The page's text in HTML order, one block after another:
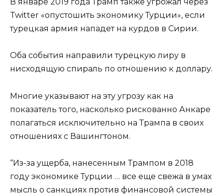
Twitter «опустошить экономику Турции», если
турецкая армия нападет на курдов в Сирии.
Оба события направили турецкую лиру в
нисходящую спираль по отношению к доллару.
Многие указывают на эту угрозу как на
показатель того, насколько рискованно Анкаре
полагаться исключительно на Трампа в своих
отношениях с Вашингтоном.
“Из-за ущерба, нанесенным Трампом в 2018
году экономике Турции … все еще свежа в умах
мысль о санкциях против финансовой системы